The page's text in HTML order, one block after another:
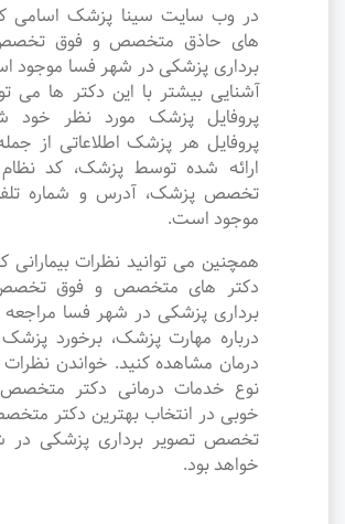
در وب سایت سینا پزشک اسامی
های حاذق متخصص و فوق
برداری پزشکی در شهر فسا موجود
آشنایی بیشتر با این دکتر ها می
پروفایل پزشک مورد نظر خود
پروفایل هر پزشک اطلاعاتی از
ارائه شده توسط پزشک، کد
تخصص پزشک، آدرس و شماره
موجود است.
همچنین می توانید نظرات بیمارانی
دکتر های متخصص و فوق
برداری پزشکی در شهر فسا مراجعه
درباره مهارت پزشک، برخورد
درمان مشاهده کنید. خواندن نظرات
نوع خدمات درمانی دکتر متخصص
خوبی در انتخاب بهترین دکتر
تخصص تصویر برداری پزشکی در
خواهد بود.